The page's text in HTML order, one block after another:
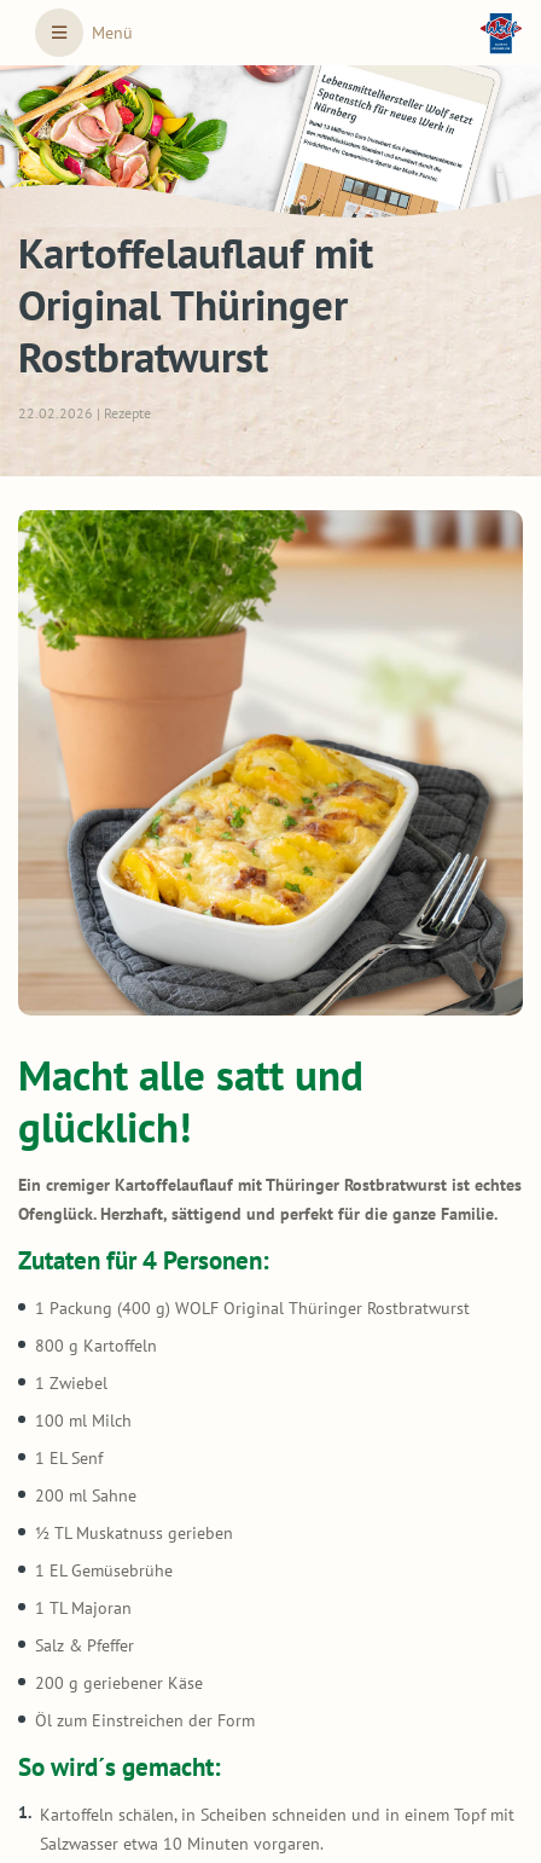
Skip to main content
Menü
Kartoffelauflauf mit
Original Thüringer
Rostbratwurst
22.02.2026 | Rezepte
Macht alle satt und
glücklich!
Ein cremiger Kartoffelauflauf mit Thüringer Rostbratwurst ist echtes
Ofenglück. Herzhaft, sättigend und perfekt für die ganze Familie.
Zutaten für 4 Personen:
1 Packung (400 g) WOLF Original Thüringer Rostbratwurst
800 g Kartoffeln
1 Zwiebel
100 ml Milch
1 EL Senf
200 ml Sahne
½ TL Muskatnuss gerieben
1 EL Gemüsebrühe
1 TL Majoran
Salz & Pfeffer
200 g geriebener Käse
Öl zum Einstreichen der Form
So wird´s gemacht:
Kartoffeln schälen, in Scheiben schneiden und in einem Topf mit
Salzwasser etwa 10 Minuten vorgaren.